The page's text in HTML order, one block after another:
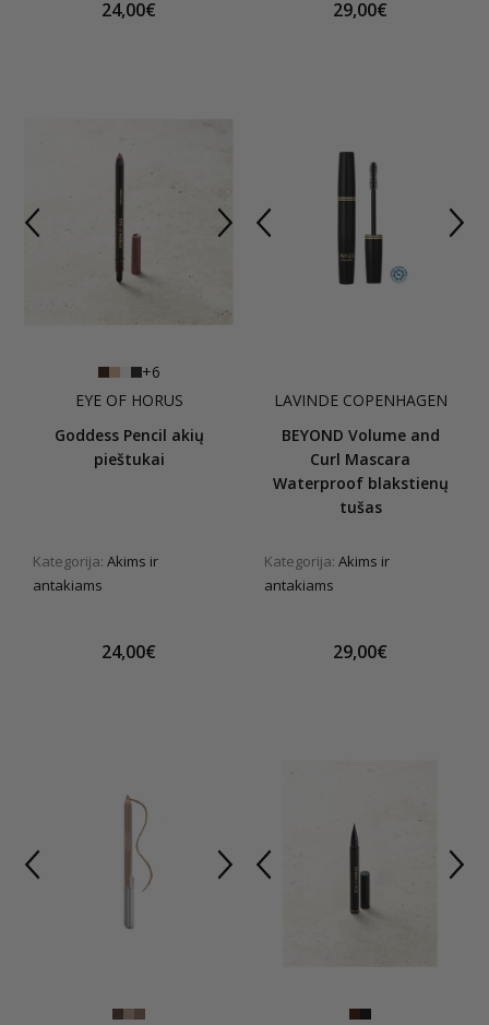
24,00€ 29,00€
+6
EYE OF HORUS
Goddess Pencil akių
pieštukai
Kategorija: Akims ir
antakiams
24,00€
LAVINDE COPENHAGEN
BEYOND Volume and
Curl Mascara
Waterproof blakstienų
tušas
Kategorija: Akims ir
antakiams
29,00€